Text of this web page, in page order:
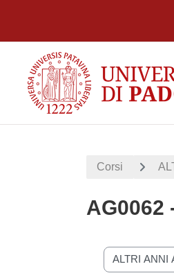
Corsi
AG0062
Categorie di